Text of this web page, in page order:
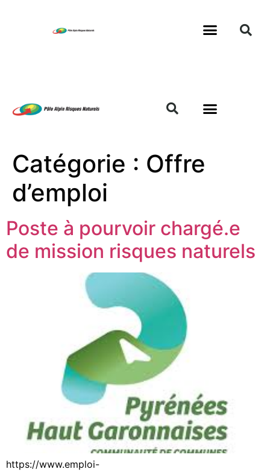
Catégorie : Offre
d’emploi
Poste à pourvoir chargé.e
de mission risques naturels
https://www.emploi-